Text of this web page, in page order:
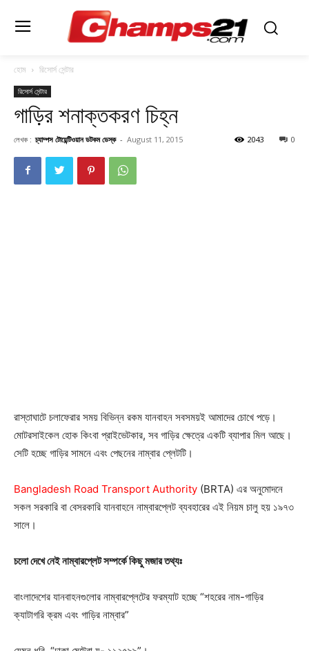
হোম রিসোর্স সেন্টার
রিসোর্স সেন্টার
গাড়ির শনাক্তকরণ চিহ্ন
লেখক : চ্যাম্পস টোয়েন্টিওয়ান ডটকম ডেস্ক - August 11, 2015 0
2043
রাস্তাঘাটে চলাফেরার সময় বিভিন্ন রকম যানবাহন সবসময়ই আমাদের চোখে পড়ে।
মোটরসাইকেল হোক কিংবা প্রাইভেটকার, সব গাড়ির ক্ষেত্রে একটি ব্যাপার মিল আছে।
সেটি হচ্ছে গাড়ির সামনে এবং পেছনের নাম্বার প্লেটটি।
Bangladesh Road Transport Authority (BRTA) এর অনুমোদনে
সকল সরকারি বা বেসরকারি যানবাহনে নাম্বারপ্লেট ব্যবহারের এই নিয়ম চালু হয় ১৯৭৩
সালে।
চলো দেখে নেই নাম্বারপ্লেট সম্পর্কে কিছু মজার তথ্যঃ
বাংলাদেশের যানবাহনগুলোর নাম্বারপ্লেটের ফরম্যাট হচ্ছে “শহরের নাম-গাড়ির
ক্যাটাগরি ক্রম এবং গাড়ির নাম্বার”